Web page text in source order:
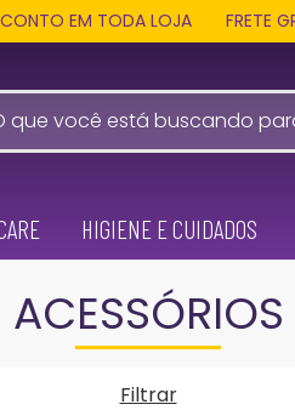
TODA LOJA FRETE GRÁTIS NAS
HIGIENE E CUIDADOS
ACESSÓRIOS
Filtrar